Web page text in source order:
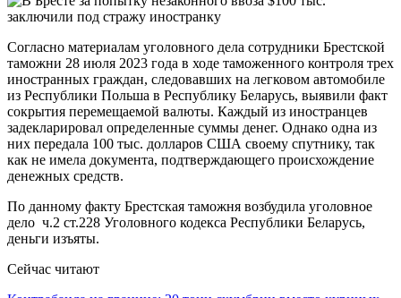
Согласно материалам уголовного дела сотрудники Брестской
таможни 28 июля 2023 года в ходе таможенного контроля трех
иностранных граждан, следовавших на легковом автомобиле
из Республики Польша в Республику Беларусь, выявили факт
сокрытия перемещаемой валюты. Каждый из иностранцев
задекларировал определенные суммы денег. Однако одна из
них передала 100 тыс. долларов США своему спутнику, так
как не имела документа, подтверждающего происхождение
денежных средств.
По данному факту Брестская таможня возбудила уголовное
дело ч.2 ст.228 Уголовного кодекса Республики Беларусь,
деньги изъяты.
Сейчас читают